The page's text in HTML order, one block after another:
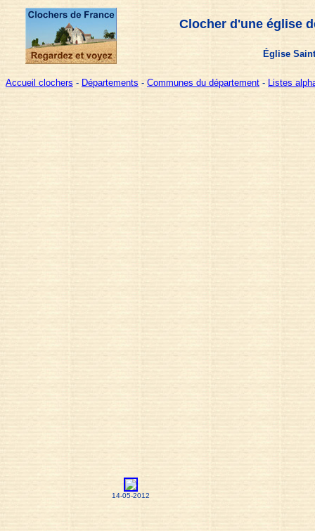
Clocher d'une église
Église
Accueil clochers - Départements - Communes du département - Listes
14-05-2012